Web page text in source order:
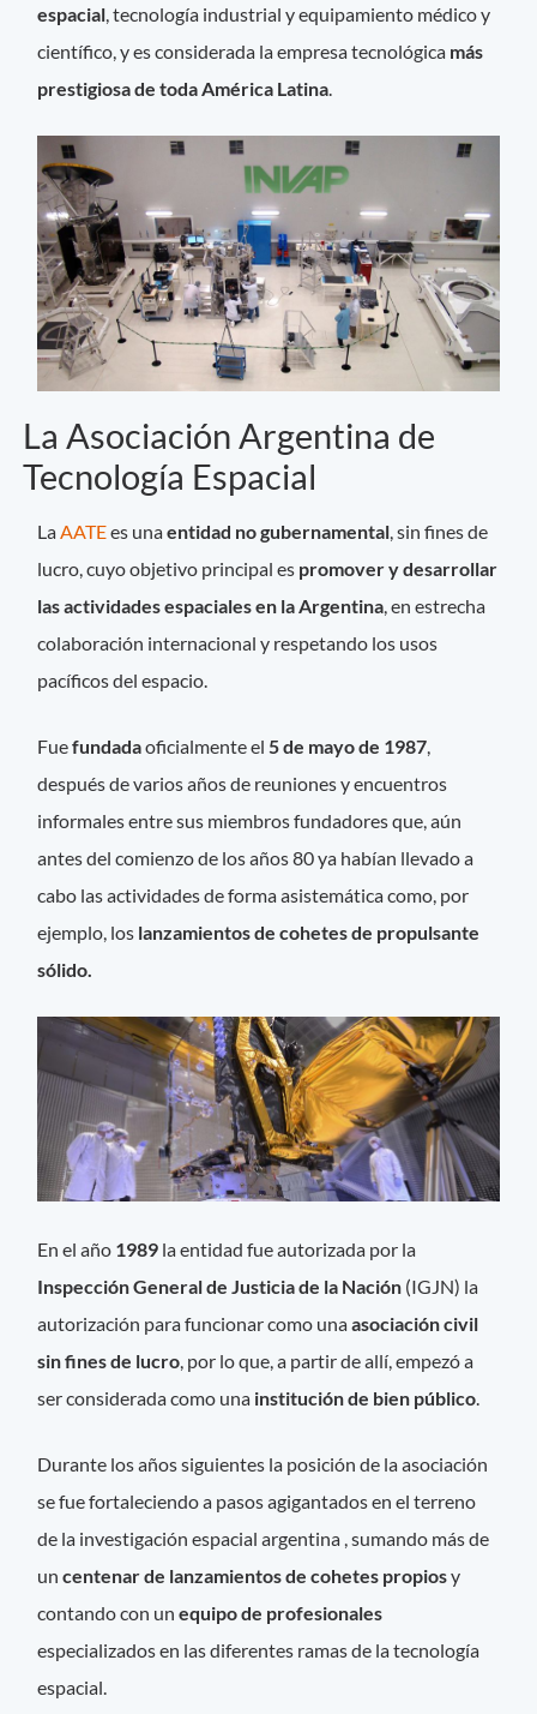
espacial, tecnología industrial y equipamiento médico y
científico, y es considerada la empresa tecnológica más
prestigiosa de toda América Latina.
La Asociación Argentina de
Tecnología Espacial
La AATEes unaentidad no gubernamental , sin fines de
lucro, cuyo objetivo principal es promover y desarrollar
las actividades espaciales en la Argentina , en estrecha
colaboración internacional y respetando los usos
pacíficos del espacio.
Fuefundadaoficialmente el 5 de mayo de 1987
después de varios años de reuniones y encuentros
informales entre sus miembros fundadores que, aún
antes del comienzo de los años 80 ya habían llevado a
cabo las actividades de forma asistemática como, por
ejemplo, los lanzamientos de cohetes de propulsante
sólido.
En el año 1989 la entidad fue autorizada por la
Inspección General de Justicia de la Nación (IGJN) la
autorización para funcionar como unaasociación civil
sin fines de lucro, por lo que, a partir de allí, empezó a
ser considerada como una institución de bien público.
Durante los años siguientes la posición de la asociación
se fue fortaleciendo a pasos agigantados en el terreno
de la investigación espacial argentina , sumando más de
uncentenar de lanzamientos de cohetes propiosy
contando con unequipo de profesionales
especializados en las diferentes ramas de la tecnología
espacial.